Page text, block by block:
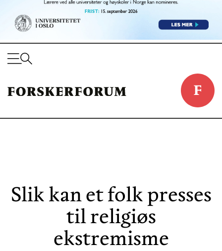
Slik kan et folk presses
til religiøs
ekstremisme